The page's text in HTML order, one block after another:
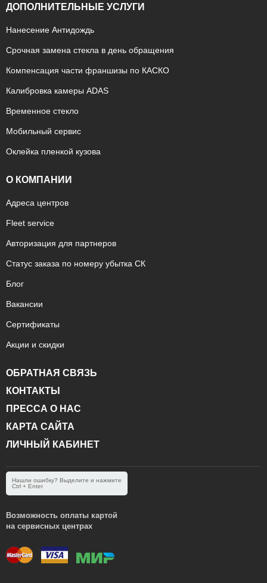
ДОПОЛНИТЕЛЬНЫЕ УСЛУГИ
Нанесение Антидождь
Срочная замена стекла в день обращения
Компенсация части франшизы по КАСКО
Калибровка камеры ADAS
Временное стекло
Мобильный сервис
Оклейка пленкой кузова
О КОМПАНИИ
Адреса центров
Fleet service
Авторизация для партнеров
Статус заказа по номеру убытка СК
Блог
Вакансии
Сертификаты
Акции и скидки
ОБРАТНАЯ СВЯЗЬ
КОНТАКТЫ
ПРЕССА О НАС
КАРТА САЙТА
ЛИЧНЫЙ КАБИНЕТ
Нашли ошибку? Выделите и нажмите
Ctrl + Enter
Возможность оплаты картой
на сервисных центрах